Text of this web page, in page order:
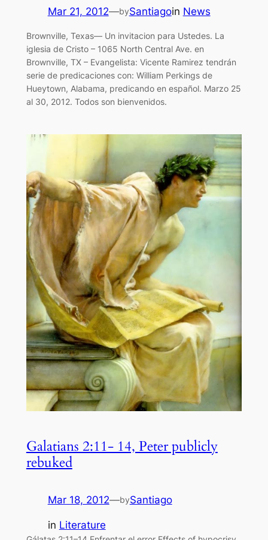
Mar 21, 2012—bySantiagoin News
Brownville, Texas— Un invitacion para Ustedes. La
iglesia de Cristo – 1065 North Central Ave. en
Brownville, TX – Evangelista: Vicente Ramirez tendrán
serie de predicaciones con: William Perkings de
Hueytown, Alabama, predicando en español. Marzo 25
al 30, 2012. Todos son bienvenidos.
Galatians 2:11- 14, Peter publicly
rebuked
Mar 18, 2012—bySantiago
in Literature